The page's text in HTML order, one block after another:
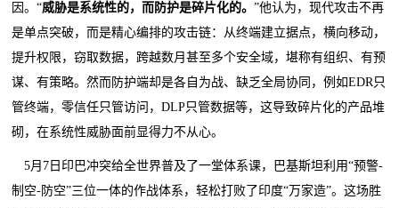
因。“威胁是系统性的，而防护是碎片化的。”他认为，现代攻击不再
是单点突破，而是精心编排的攻击链：从终端建立据点，横向移动，
提升权限，窃取数据，跨越数月甚至多个安全域，堪称有组织、有预
谋、有策略。然而防护端却是各自为战、缺乏全局协同，例如EDR只
管终端，零信任只管访问，DLP只管数据等，这导致碎片化的产品堆
砌，在系统性威胁面前显得力不从心。
5月7日印巴冲突给全世界普及了一堂体系课，巴基斯坦利用“预警-
制空-防空”三位一体的作战体系，轻松打败了印度“万家造”。这场胜